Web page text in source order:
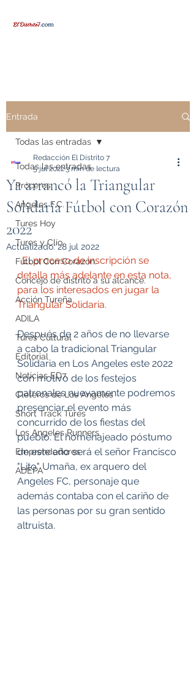
Entrada
Todas las entradas
Próceres
Angeles F.C.
Tures Hoy
Tures y Clío.
Fútbol Con Corazón.
Concejo de distrito a su alcance.
Acción Tureña.
ADILA
Tures Cultural
Editorial
Noticias ED7.
Cleteros de Los Angeles
Short Track Tures
Los Angeles Runners
Emprendedores
ADEPA
Todas las entradas
Ya arrancó la Triangular
Solidaria Fútbol con Corazón
2022
Redacción El Distrito 7
5 jul 20223 min de lectura
Actualizado:28 jul 2022
El proceso de inscripción se
detalla más adelante en esta nota,
para los interesados en jugar la
Triangular Solidaria.
Después de 2 años de no llevarse
a cabo la tradicional Triangular
Solidaria en Los Angeles este 2022
con motivo de los festejos
patronales nuevamente podremos
presenciar el evento más
concurrido de los fiestas del
pueblo. El homenajeado póstumo
de este año será el señor Francisco
"Lito" Umaña, ex arquero del
Angeles FC, personaje que
además contaba con el cariño de
las personas por su gran sentido
altruista.